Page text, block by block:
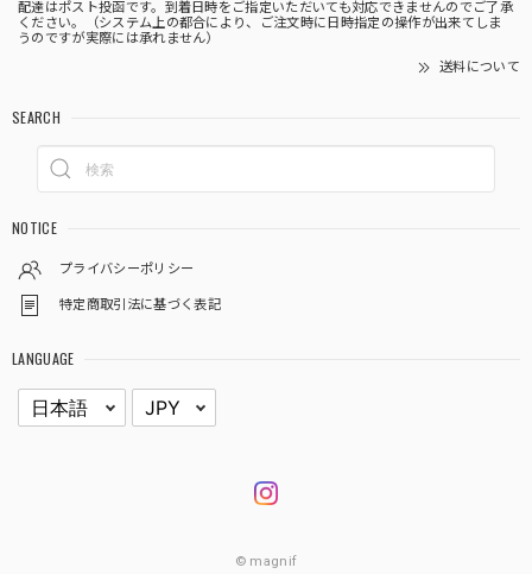
配達はポスト投函です。到着日時をご指定いただいても対応できませんのでご了承
ください。（システム上の都合により、ご注文時に日時指定の操作が出来てしま
うのですが実際には承れません）
送料について
SEARCH
NOTICE
プライバシーポリシー
特定商取引法に基づく表記
LANGUAGE
© magnif